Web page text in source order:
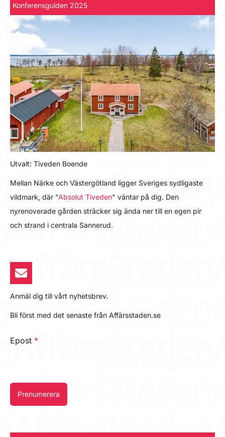
Konferensguiden 2025
Utvalt: Tiveden Boende
Mellan Närke och Västergötland ligger Sveriges sydligaste
vildmark, där "Absolut Tiveden" väntar på dig. Den
nyrenoverade gården sträcker sig ända ner till en egen pir
och strand i centrala Sannerud.
Anmäl dig till vårt nyhetsbrev.
Bli först med det senaste från Affärsstaden.se
Epost *
Prenumerera